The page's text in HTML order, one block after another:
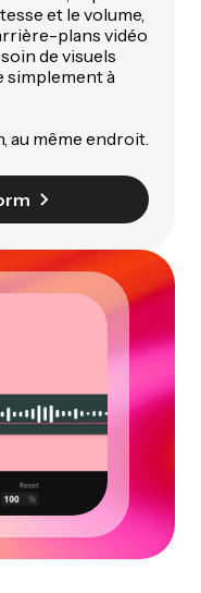
et le volume,
plans vidéo
de visuels
simplement à
au même endroit.